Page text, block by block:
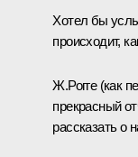
Хотел бы
происходит,
Ж.Рогге (как
прекрасный
рассказать о